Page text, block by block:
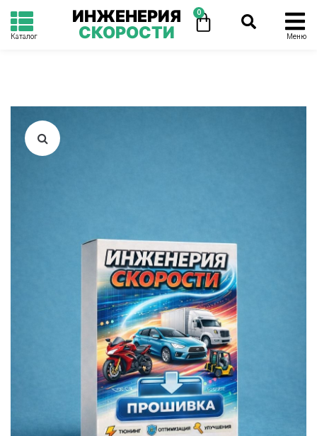
Каталог
ИНЖЕНЕРИЯ
СКОРОСТИ
0
Меню